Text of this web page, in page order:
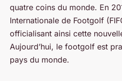
quatre coins du monde. En
Internationale de Footgolf
officialisant ainsi cette
Aujourd’hui, le footgolf est
pays du monde.